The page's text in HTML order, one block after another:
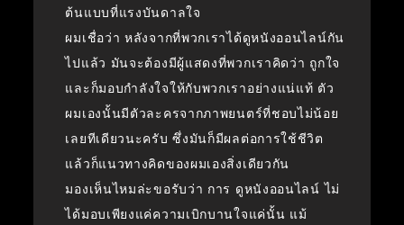
ต้นแบบที่แรงบันดาลใจ
ผมเชื่อว่า หลังจากที่พวกเราได้ดูหนังออนไลน์กัน
ไปแล้ว มันจะต้องมีผู้แสดงที่พวกเราคิดว่า ถูกใจ
และก็มอบกำลังใจให้กับพวกเราอย่างแน่แท้ ตัว
ผมเองนั้นมีตัวละครจากภาพยนตร์ที่ชอบไม่น้อย
เลยทีเดียวนะครับ ซึ่งมันก็มีผลต่อการใช้ชีวิต
แล้วก็แนวทางคิดของผมเองสิ่งเดียวกัน
มองเห็นไหมล่ะขอรับว่า การ ดูหนังออนไลน์ ไม่
ได้มอบเพียงแค่ความเบิกบานใจแค่นั้น แม้